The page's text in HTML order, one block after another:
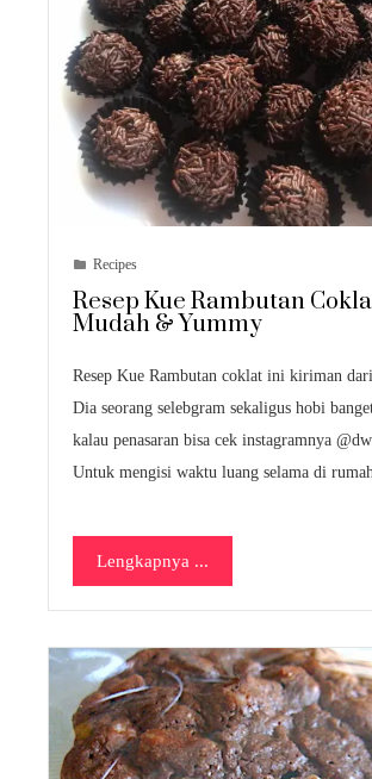
Recipes
Resep Kue Rambutan
Mudah & Yummy
Resep Kue Rambutan coklat ini kiriman
Dia seorang selebgram sekaligus hobi
kalau penasaran bisa cek instagramnya
Untuk mengisi waktu luang selama di
Lengkapnya ...